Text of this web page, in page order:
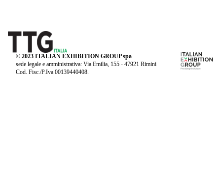
© 2023 ITALIAN EXHIBITION GROUP spa
sede legale e amministrativa: Via Emilia, 155 - 47921 Rimini
Cod. Fisc./P.Iva 00139440408.